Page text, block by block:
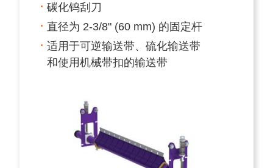
碳化钨刮刀
直径为 2-3/8" (60 mm) 的固定杆
适用于可逆输送带、硫化输送带
和使用机械带扣的输送带